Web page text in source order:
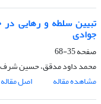
تبیین سلطه و رهایی در
جوادی
صفحه35-68
محمد داود مدقق، حسین شرف
مشاهده مقاله
اصل مقاله